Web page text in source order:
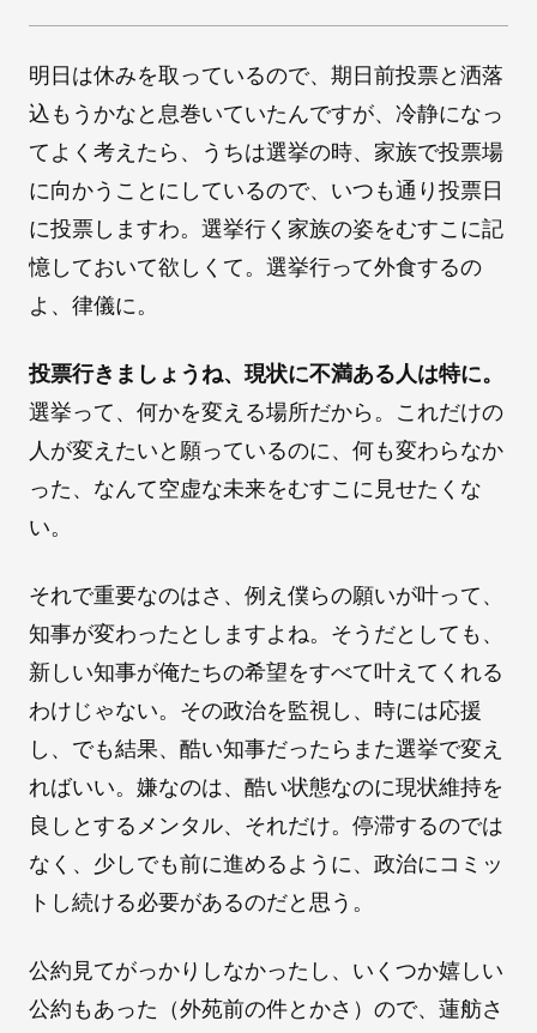
明日は休みを取っているので、期日前投票と洒落
込もうかなと息巻いていたんですが、冷静になっ
てよく考えたら、うちは選挙の時、家族で投票場
に向かうことにしているので、いつも通り投票日
に投票しますわ。選挙行く家族の姿をむすこに記
憶しておいて欲しくて。選挙行って外食するの
よ、律儀に。
投票行きましょうね、現状に不満ある人は特に。
選挙って、何かを変える場所だから。これだけの
人が変えたいと願っているのに、何も変わらなか
った、なんて空虚な未来をむすこに見せたくな
い。
それで重要なのはさ、例え僕らの願いが叶って、
知事が変わったとしますよね。そうだとしても、
新しい知事が俺たちの希望をすべて叶えてくれる
わけじゃない。その政治を監視し、時には応援
し、でも結果、酷い知事だったらまた選挙で変え
ればいい。嫌なのは、酷い状態なのに現状維持を
良しとするメンタル、それだけ。停滞するのでは
なく、少しでも前に進めるように、政治にコミッ
トし続ける必要があるのだと思う。
公約見てがっかりしなかったし、いくつか嬉しい
公約もあった（外苑前の件とかさ）ので、蓮舫さ